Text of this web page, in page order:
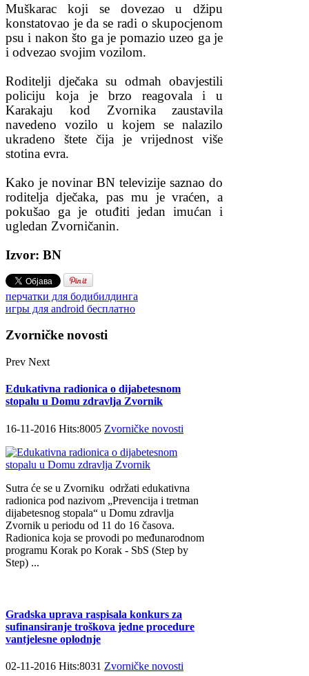
Muškarac koji se dovezao u džipu
konstatovao je da se radi o skupocjenom
psu i nakon što ga je pomazio uzeo ga je
i odvezao svojim vozilom.
Roditelji dječaka su odmah obavjestili
policiju koja je brzo reagovala i u
Karakaju kod Zvornika zaustavila
navedeno vozilo u kojem se nalazilo
ukradeno štete čija je vrijednost više
stotina evra.
Kako je novinar BN televizije saznao do
roditelja dječaka, pas mu je vraćen, a
pokušao ga je otuđiti jedan imućan i
ugledan Zvorničanin.
Izvor: BN
перчатки для бодибилдинга
игры для android бесплатно
Zvorničke novosti
Prev Next
Edukativna radionica o dijabetesnom
stopalu u Domu zdravlja Zvornik
16-11-2016 Hits:8005 Zvorničke novosti
Sutra će se u Zvorniku održati еdukаtivna
radionica pоd nаzivоm „Prеvеnciја i trеtmаn
diјаbеtеsnоg stоpаlа“ u Dоmu zdrаvlја
Zvоrnik u pеriоdu оd 11 dо 16 čаsоvа.
Rаdiоnicа kоја sе prоvоdi pо mеđunаrоdnоm
prоgrаmu Kоrаk pо Kоrаk - SbS (Step by
Step) ...
Gradska uprava raspisala konkurs za
sufinansiranje troškova jedne procedure
vantjelesne oplodnje
02-11-2016 Hits:8031 Zvorničke novosti